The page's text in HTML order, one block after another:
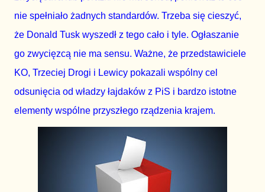
nie spełniało żadnych standardów. Trzeba się cieszyć,
że Donald Tusk wyszedł z tego cało i tyle. Ogłaszanie
go zwycięzcą nie ma sensu. Ważne, że przedstawiciele
KO, Trzeciej Drogi i Lewicy pokazali wspólny cel
odsunięcia od władzy łajdaków z PiS i bardzo istotne
elementy wspólne przyszłego rządzenia krajem.